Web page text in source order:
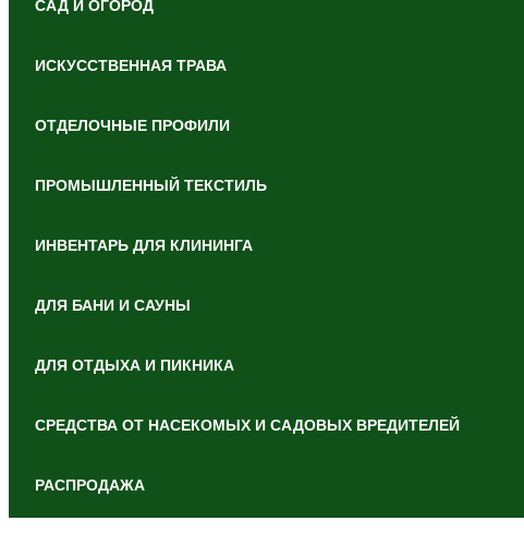
САД И ОГОРОД
ИСКУССТВЕННАЯ ТРАВА
ОТДЕЛОЧНЫЕ ПРОФИЛИ
ПРОМЫШЛЕННЫЙ ТЕКСТИЛЬ
ИНВЕНТАРЬ ДЛЯ КЛИНИНГА
ДЛЯ БАНИ И САУНЫ
ДЛЯ ОТДЫХА И ПИКНИКА
СРЕДСТВА ОТ НАСЕКОМЫХ И САДОВЫХ ВРЕДИТЕЛЕЙ
РАСПРОДАЖА